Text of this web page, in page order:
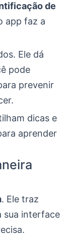
de
app faz a
Ele dá
pode
prevenir
dicas e
aprender
. Ele traz
sua interface